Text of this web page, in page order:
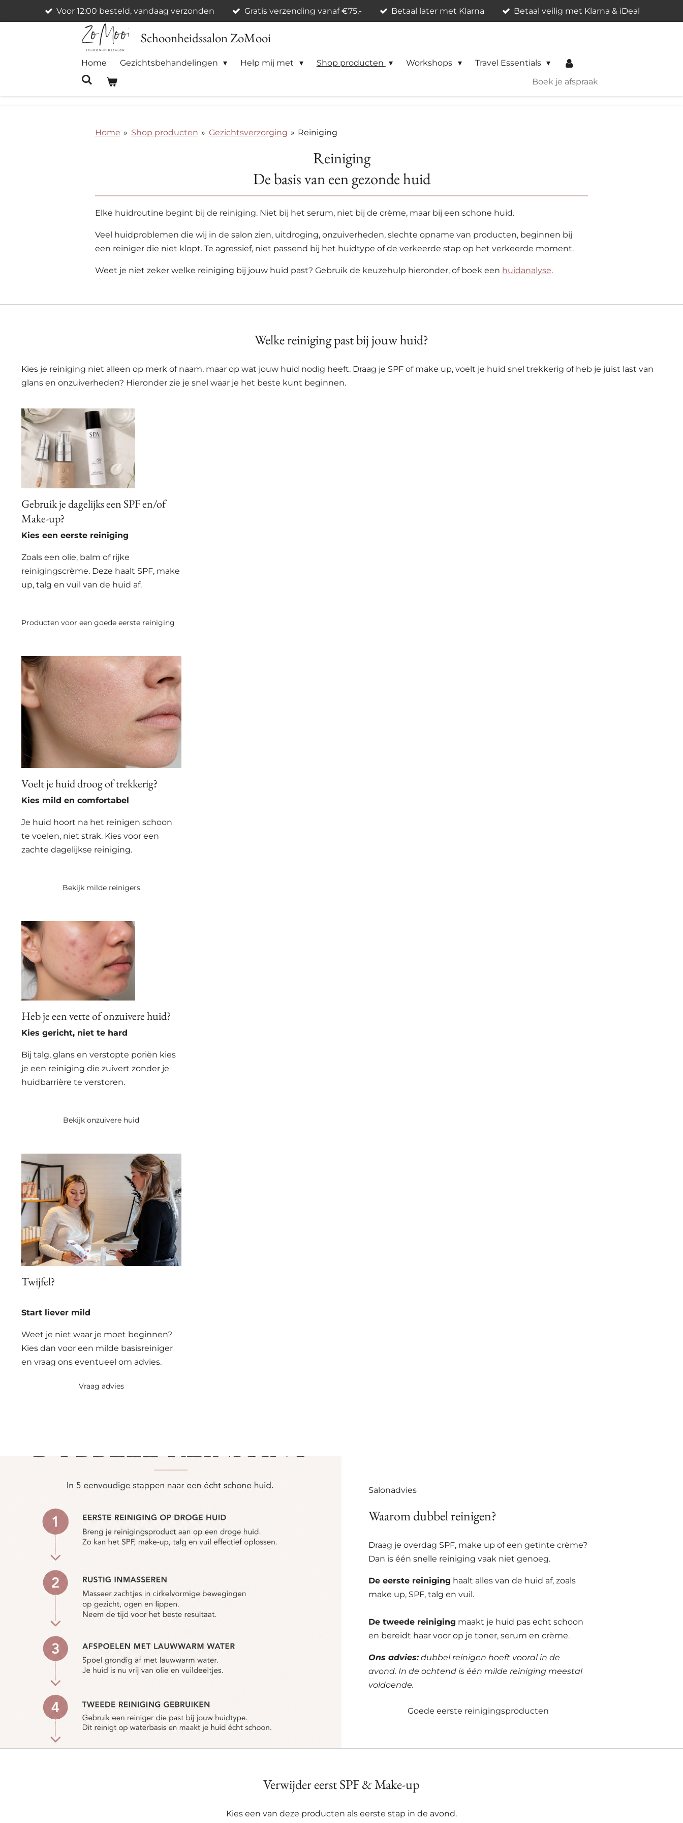
Voor 12:00 besteld, vandaag verzonden Gratis verzending vanaf €75,- Betaal later met Klarna Betaal veilig met Klarna & iDeal
Schoonheidssalon ZoMooi
Home Gezichtsbehandelingen Help mij met Shop producten Workshops
Travel Essentials
Boek je afspraak
Home » Shop producten » Gezichtsverzorging » Reiniging
Reiniging
De basis van een gezonde huid
Elke huidroutine begint bij de reiniging. Niet bij het serum, niet bij de crème, maar bij een schone huid.
Veel huidproblemen die wij in de salon zien, uitdroging, onzuiverheden, slechte opname van producten, beginnen bij
een reiniger die niet klopt. Te agressief, niet passend bij het huidtype of de verkeerde stap op het verkeerde moment.
Weet je niet zeker welke reiniging bij jouw huid past? Gebruik de keuzehulp hieronder, of boek een huidanalyse.
Welke reiniging past bij jouw huid?
Kies je reiniging niet alleen op merk of naam, maar op wat jouw huid nodig heeft. Draag je SPF of make up, voelt je huid snel trekkerig of heb je juist last van
glans en onzuiverheden? Hieronder zie je snel waar je het beste kunt beginnen.
Gebruik je dagelijks een SPF en/of
Make-up?
Kies een eerste reiniging
Zoals een olie, balm of rijke
reinigingscrème. Deze haalt SPF, make
up, talg en vuil van de huid af.
Producten voor een goede eerste reiniging
Voelt je huid droog of trekkerig?
Kies mild en comfortabel
Je huid hoort na het reinigen schoon
te voelen, niet strak. Kies voor een
zachte dagelijkse reiniging.
Bekijk milde reinigers
Heb je een vette of onzuivere huid?
Kies gericht, niet te hard
Bij talg, glans en verstopte poriën kies
je een reiniging die zuivert zonder je
huidbarrière te verstoren.
Bekijk onzuivere huid
Twijfel?
Start liever mild
Weet je niet waar je moet beginnen?
Kies dan voor een milde basisreiniger
en vraag ons eventueel om advies.
Vraag advies
Salonadvies
Waarom dubbel reinigen?
Draag je overdag SPF, make up of een getinte crème?
Dan is één snelle reiniging vaak niet genoeg.
De eerste reiniging haalt alles van de huid af, zoals
make up, SPF, talg en vuil.
De tweede reiniging maakt je huid pas echt schoon
en bereidt haar voor op je toner, serum en crème.
Ons advies:dubbel reinigen hoeft vooral in de
avond. In de ochtend is één milde reiniging meestal
voldoende.
Goede eerste reinigingsproducten
Verwijder eerst SPF & Make-up
Kies een van deze producten als eerste stap in de avond.